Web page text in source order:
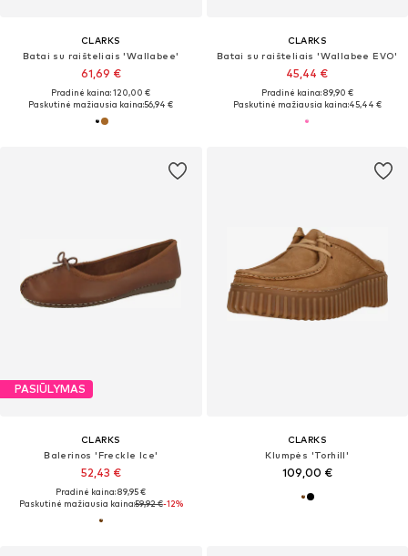
CLARKS
Batai su raišteliais 'Wallabee'
61,69 €
Pradinė kaina: 120,00 €
Paskutinė mažiausia kaina:56,94 €
CLARKS
Batai su raišteliais 'Wallabee EVO'
45,44 €
Pradinė kaina: 89,90 €
Paskutinė mažiausia kaina:45,44 €
PASIŪLYMAS
CLARKS
Balerinos 'Freckle Ice'
52,43 €
Pradinė kaina: 89,95 €
Paskutinė mažiausia kaina:59,92 €-12%
CLARKS
Klumpės 'Torhill'
109,00 €